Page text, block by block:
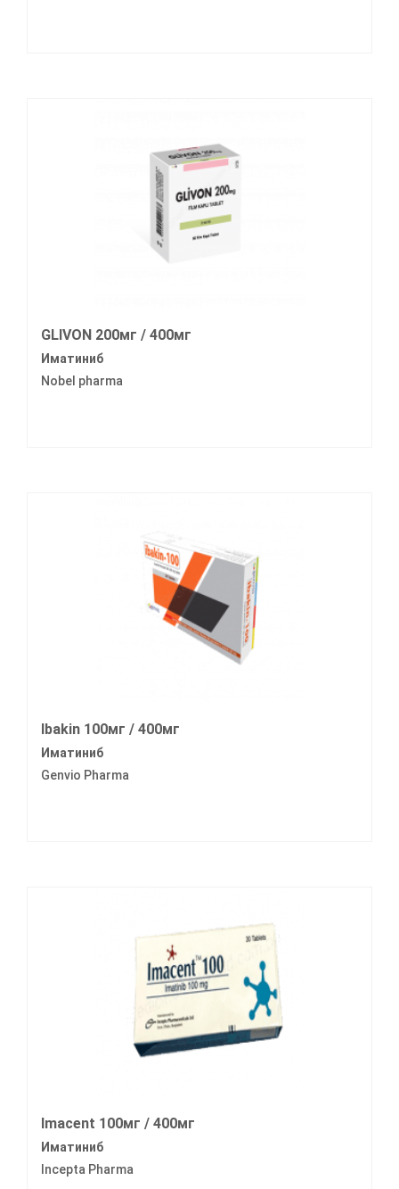
GLIVON 200мг / 400мг
Иматиниб
Nobel pharma
Ibakin 100мг / 400мг
Иматиниб
Genvio Pharma
Imacent 100мг / 400мг
Иматиниб
Incepta Pharma